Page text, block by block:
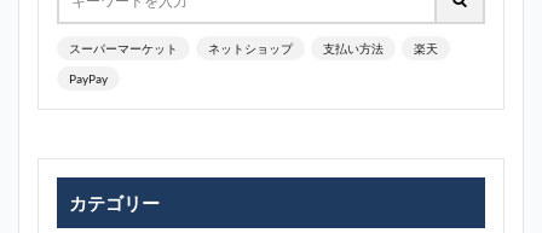
スーパーマーケット ネットショップ 支払い方法 楽天
PayPay
カテゴリー